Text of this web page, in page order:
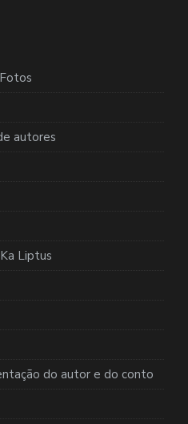
autores
Liptus
do autor e do conto